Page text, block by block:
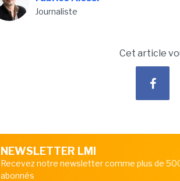
Journaliste
Cet article
NEWSLETTER LMI
Recevez notre newsletter comme plus de
abonnés